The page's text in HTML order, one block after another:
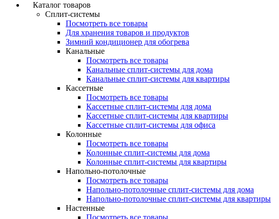
Каталог товаров
Сплит-системы
Посмотреть все товары
Для хранения товаров и продуктов
Зимний кондиционер для обогрева
Канальные
Посмотреть все товары
Канальные сплит-системы для дома
Канальные сплит-системы для квартиры
Кассетные
Посмотреть все товары
Кассетные сплит-системы для дома
Кассетные сплит-системы для квартиры
Кассетные сплит-системы для офиса
Колонные
Посмотреть все товары
Колонные сплит-системы для дома
Колонные сплит-системы для квартиры
Напольно-потолочные
Посмотреть все товары
Напольно-потолочные сплит-системы для дома
Напольно-потолочные сплит-системы для квартиры
Настенные
Посмотреть все товары